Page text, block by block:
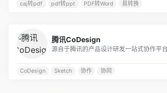
caj转pdf pdf转ppt PDF转Word 易转换
腾讯CoDesign
CoDesign Sketch 协作 协同